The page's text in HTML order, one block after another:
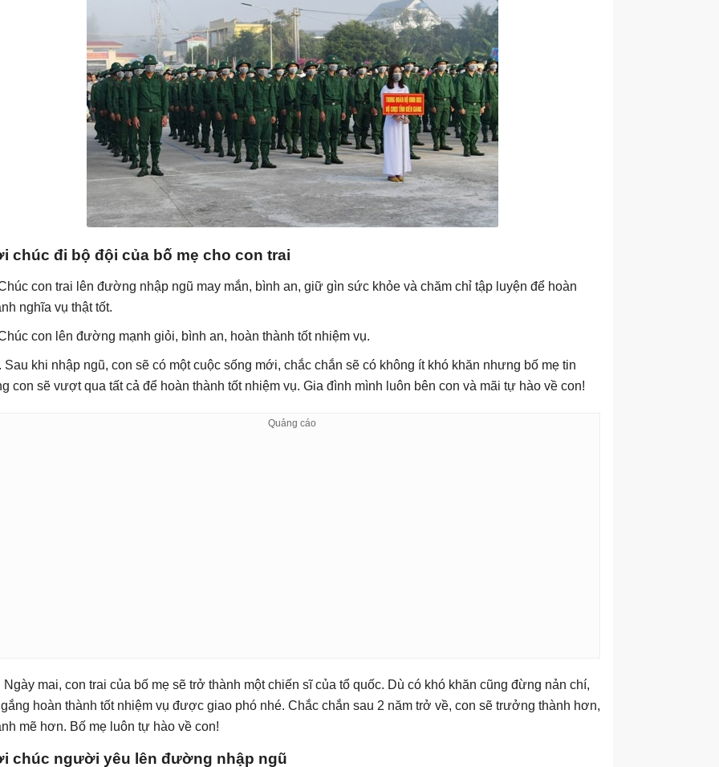
chúc đi bộ đội của bố mẹ cho con trai
con trai lên đường nhập ngũ may mắn, bình an, giữ gìn sức khỏe và chăm chỉ tập luyện để hoàn
nghĩa vụ thật tốt.
con lên đường mạnh giỏi, bình an, hoàn thành tốt nhiệm vụ.
Sau khi nhập ngũ, con sẽ có một cuộc sống mới, chắc chắn sẽ có không ít khó khăn nhưng bố mẹ tin
con sẽ vượt qua tất cả để hoàn thành tốt nhiệm vụ. Gia đình mình luôn bên con và mãi tự hào về con!
Ngày mai, con trai của bố mẹ sẽ trở thành một chiến sĩ của tổ quốc. Dù có khó khăn cũng đừng nản chí,
hoàn thành tốt nhiệm vụ được giao phó nhé. Chắc chắn sau 2 năm trở về, con sẽ trưởng thành hơn,
mẽ hơn. Bố mẹ luôn tự hào về con!
chúc người yêu lên đường nhập ngũ